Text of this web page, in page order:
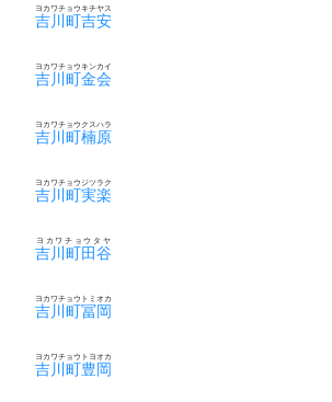
吉川町吉安
ヨカワチョウキチヤス
吉川町金会
ヨカワチョウキンカイ
吉川町楠原
ヨカワチョウクスハラ
吉川町実楽
ヨカワチョウジツラク
吉川町田谷
ヨカワチョウタヤ
吉川町冨岡
ヨカワチョウトミオカ
吉川町豊岡
ヨカワチョウトヨオカ